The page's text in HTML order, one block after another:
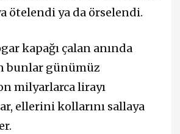
ötelendi ya da örselendi.
kapağı çalan anında
bunlar günümüz
milyarlarca lirayı
ellerini kollarını sallaya